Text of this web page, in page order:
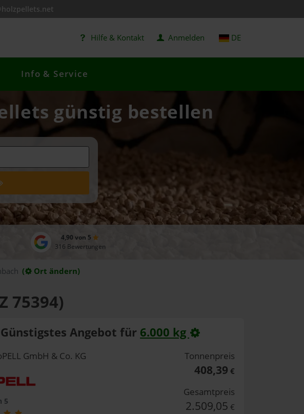
Hilfe & Kontakt Anmelden DE
Info & Service
günstig bestellen
4,90 von 5
316 Bewertungen
( Ort ändern)
75394)
Günstigstes Angebot für 6.000 kg
GmbH & Co. KG
5
Tonnenpreis
408,39 €
Gesamtpreis
2.509,05 €